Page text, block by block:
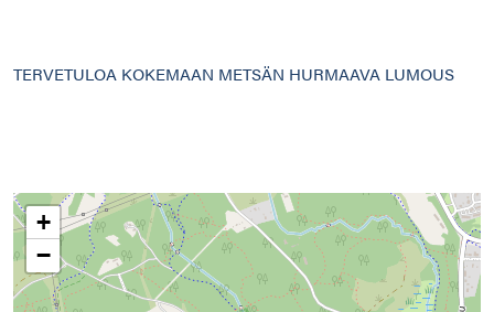
TERVETULOA KOKEMAAN METSÄN HURMAAVA LUMOUS
+
−